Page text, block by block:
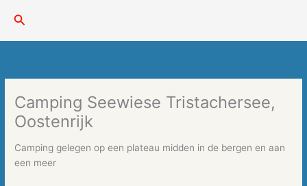
Zoeken
Camping Seewiese Tristachersee,
Oostenrijk
Camping gelegen op een plateau midden in de bergen en aan
een meer